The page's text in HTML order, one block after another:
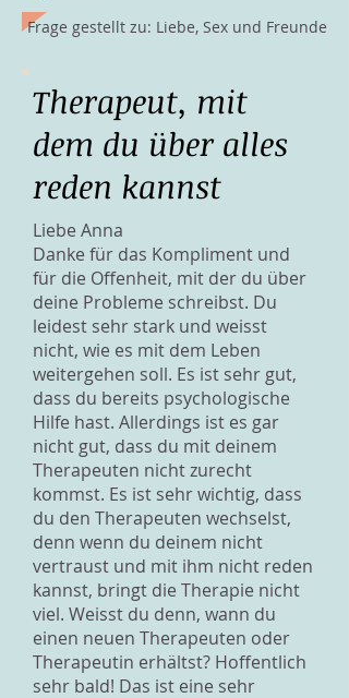
Frage gestellt zu: Liebe, Sex und Freunde
Therapeut, mit
dem du über alles
reden kannst
Liebe Anna
Danke für das Kompliment und
für die Offenheit, mit der du über
deine Probleme schreibst. Du
leidest sehr stark und weisst
nicht, wie es mit dem Leben
weitergehen soll. Es ist sehr gut,
dass du bereits psychologische
Hilfe hast. Allerdings ist es gar
nicht gut, dass du mit deinem
Therapeuten nicht zurecht
kommst. Es ist sehr wichtig, dass
du den Therapeuten wechselst,
denn wenn du deinem nicht
vertraust und mit ihm nicht reden
kannst, bringt die Therapie nicht
viel. Weisst du denn, wann du
einen neuen Therapeuten oder
Therapeutin erhältst? Hoffentlich
sehr bald! Das ist eine sehr